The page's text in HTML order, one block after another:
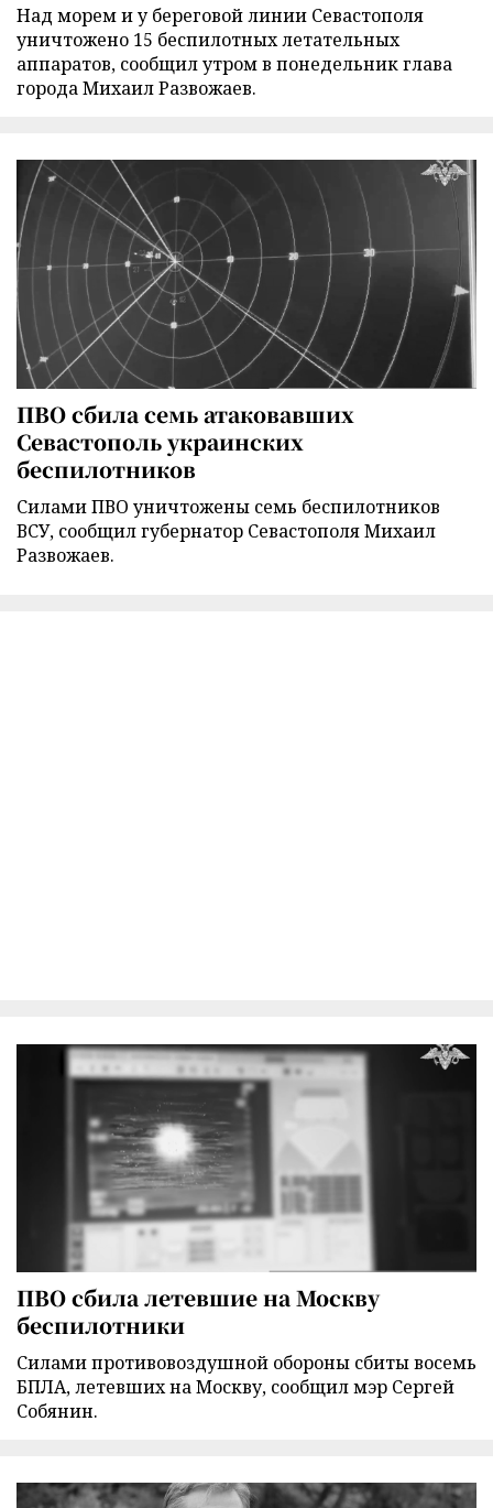
Над морем и у береговой линии Севастополя
уничтожено 15 беспилотных летательных
аппаратов, сообщил утром в понедельник глава
города Михаил Развожаев.
ПВО сбила семь атаковавших
Севастополь украинских
беспилотников
Силами ПВО уничтожены семь беспилотников
ВСУ, сообщил губернатор Севастополя Михаил
Развожаев.
ПВО сбила летевшие на Москву
беспилотники
Силами противовоздушной обороны сбиты восемь
БПЛА, летевших на Москву, сообщил мэр Сергей
Собянин.